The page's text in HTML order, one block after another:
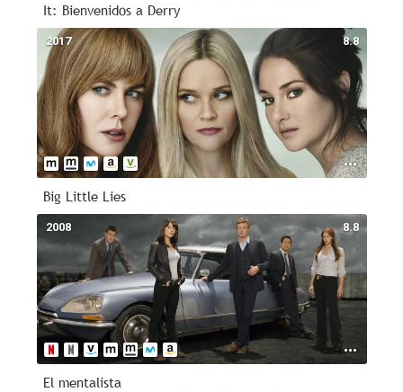
It: Bienvenidos a Derry
8.8
2017
Big Little Lies
8.8
2008
El mentalista